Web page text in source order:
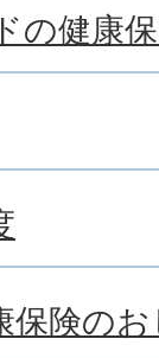
の健康
保険の